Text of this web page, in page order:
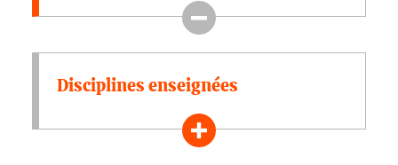
Disciplines enseignées